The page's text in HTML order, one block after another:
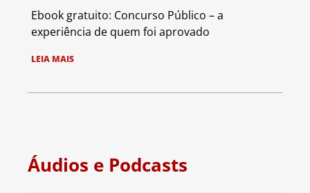
Ebook gratuito: Concurso Público – a
experiência de quem foi aprovado
LEIA MAIS
Áudios e Podcasts